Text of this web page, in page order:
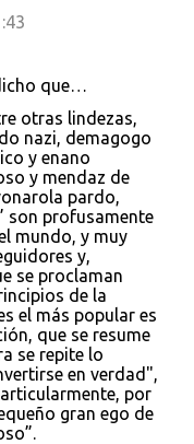
que…
otras lindezas,
nazi, demagogo
y enano
y mendaz de
pardo,
son profusamente
mundo, y muy
y,
se proclaman
de la
el más popular es
que se resume
se repite lo
en verdad",
por
gran ego de